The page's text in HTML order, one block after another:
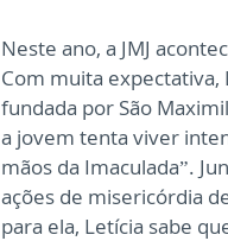
Neste ano, a JMJ
Com muita expectativa,
fundada por São
a jovem tenta viver
mãos da Imaculada”.
ações de misericórdia
para ela, Letícia sabe